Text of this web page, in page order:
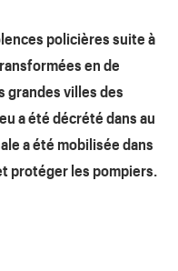
policières suite à
en de
grandes villes des
a été décrété dans au
a été mobilisée dans
protéger les pompiers.